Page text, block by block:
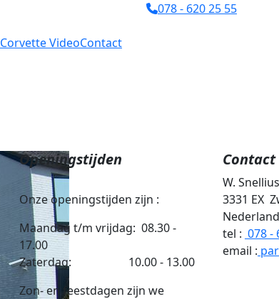
078 - 620 25 55
Corvette VideoContact
Openingstijden
Onze openingstijden zijn :
Maandag t/m vrijdag: 08.30 -
17.00
Zaterdag: 10.00 - 13.00
Zon- en feestdagen zijn we
Contact
W.
3331 EX
Nederland
tel : 078 -
email :